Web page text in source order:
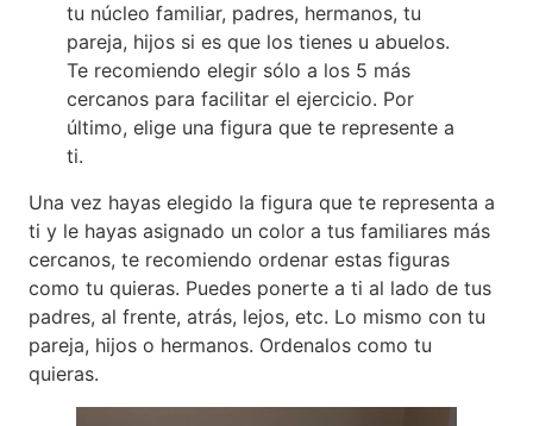
tu núcleo familiar, padres, hermanos, tu
pareja, hijos si es que los tienes u abuelos.
Te recomiendo elegir sólo a los 5 más
cercanos para facilitar el ejercicio. Por
último, elige una figura que te represente a
ti.
Una vez hayas elegido la figura que te representa a
ti y le hayas asignado un color a tus familiares más
cercanos, te recomiendo ordenar estas figuras
como tu quieras. Puedes ponerte a ti al lado de tus
padres, al frente, atrás, lejos, etc. Lo mismo con tu
pareja, hijos o hermanos. Ordenalos como tu
quieras.